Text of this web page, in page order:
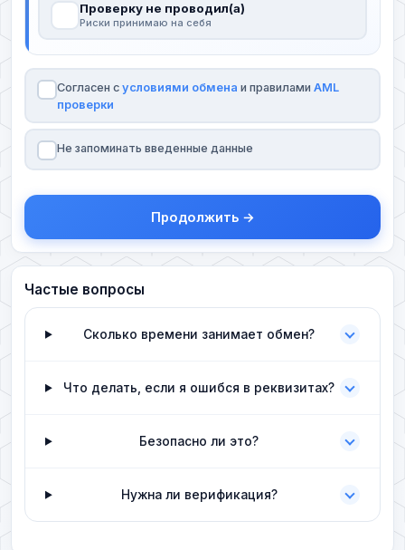
Проверку не проводил(а)
Риски принимаю на себя
Согласен с условиями обмена и правилами AML
проверки
Не запоминать введенные данные
Продолжить →
Частые вопросы
Сколько времени занимает обмен?
Что делать, если я ошибся в реквизитах?
Безопасно ли это?
Нужна ли верификация?